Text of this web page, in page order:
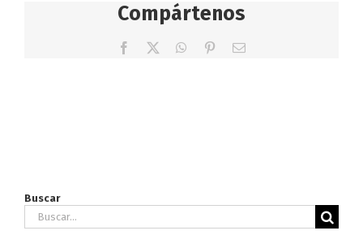
Compártenos
Facebook WhatsApp
PinterestCorreo
Buscar
Buscar: